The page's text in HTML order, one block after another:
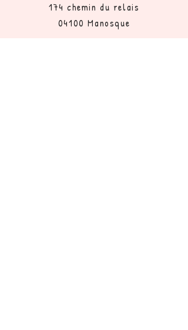
174 chemin du relais
04100 Manosque